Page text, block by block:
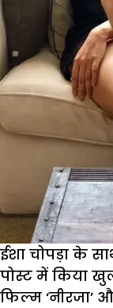
ईशा चोपड़ा के
पोस्ट में किया
फिल्म ‘नीरजा’